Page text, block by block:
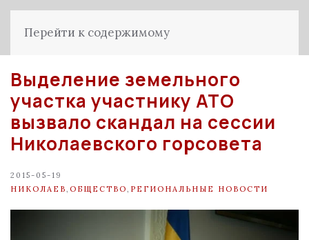
Перейти к содержимому
Выделение земельного
участка участнику АТО
вызвало скандал на сессии
Николаевского горсовета
2015-05-19
НИКОЛАЕВ ОБЩЕСТВО РЕГИОНАЛЬНЫЕ НОВОСТИ